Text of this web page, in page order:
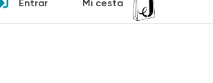
Entrar Mi cesta